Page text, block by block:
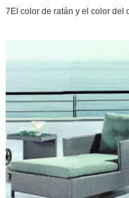
7El color de ratán y el color del